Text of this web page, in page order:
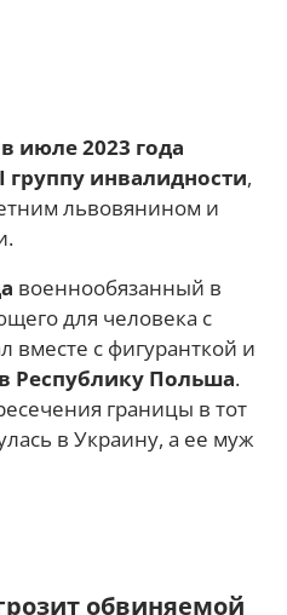
в июле 2023 года
инвалидности,
львовянином и
военнообязанный в
для человека с
вместе с фигуранткой и
в Республику Польша.
границы в тот
в Украину, а ее муж
обвиняемой